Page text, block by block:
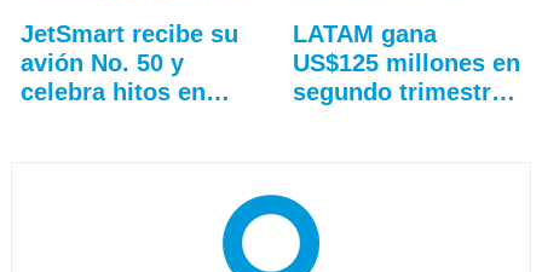
JetSmart recibe su
avión No. 50 y
celebra hitos en
LATAM gana
US$125 millones en
segundo trimestre